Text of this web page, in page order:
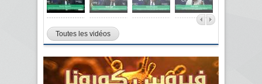
Toutes les vidéos